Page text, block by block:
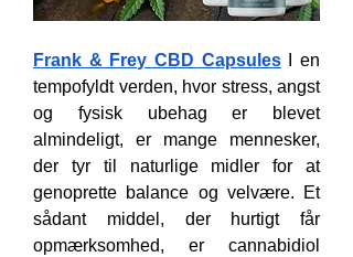
Frank & Frey CBD Capsules I en
tempofyldt verden, hvor stress, angst
og fysisk ubehag er blevet
almindeligt, er mange mennesker,
der tyr til naturlige midler for at
genoprette balance og velvære. Et
sådant middel, der hurtigt får
opmærksomhed, er cannabidiol